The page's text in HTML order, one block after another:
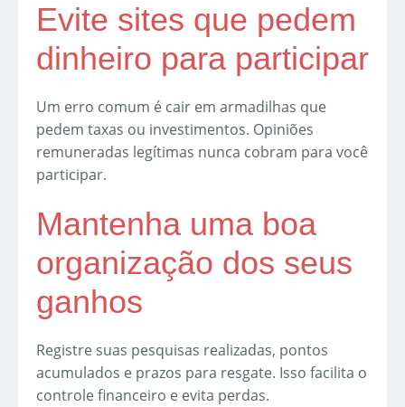
Evite sites que pedem
dinheiro para participar
Um erro comum é cair em armadilhas que
pedem taxas ou investimentos. Opiniões
remuneradas legítimas nunca cobram para você
participar.
Mantenha uma boa
organização dos seus
ganhos
Registre suas pesquisas realizadas, pontos
acumulados e prazos para resgate. Isso facilita o
controle financeiro e evita perdas.